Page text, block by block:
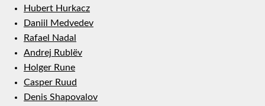
Hubert Hurkacz
Daniil Medvedev
Rafael Nadal
Andrej Rublëv
Holger Rune
Casper Ruud
Denis Shapovalov